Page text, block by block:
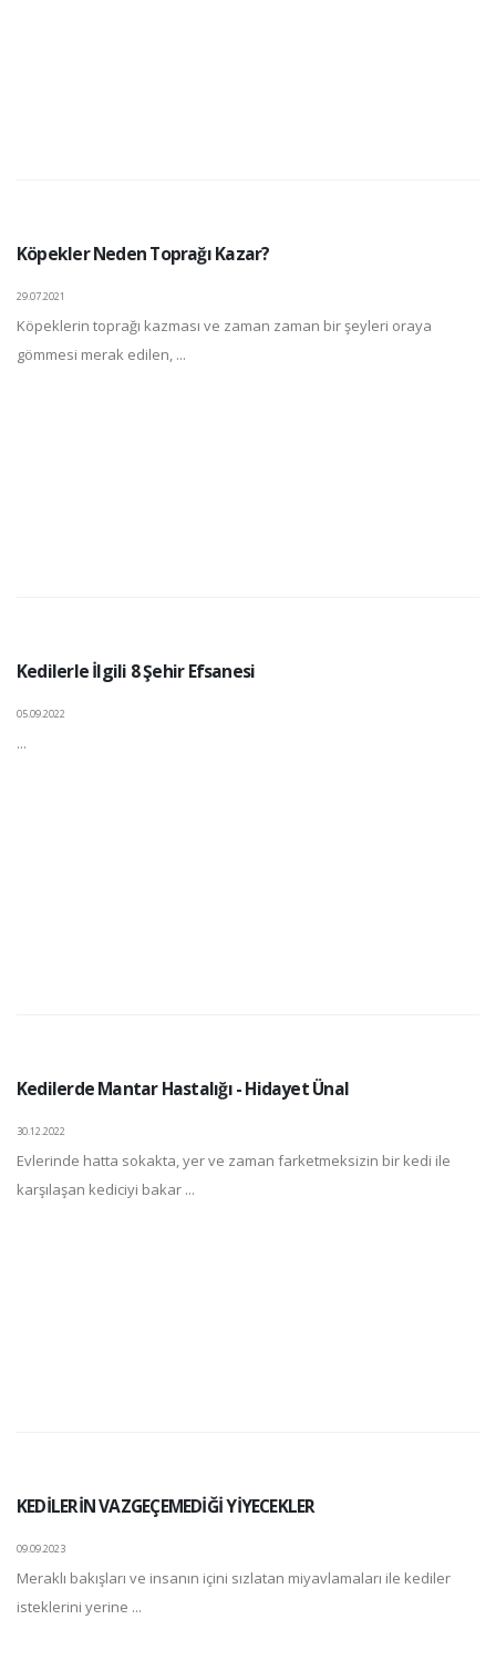
Köpekler Neden Toprağı Kazar?
29.07.2021
Köpeklerin toprağı kazması ve zaman zaman bir şeyleri oraya
gömmesi merak edilen, ...
Kedilerle İlgili 8 Şehir Efsanesi
05.09.2022
...
Kedilerde Mantar Hastalığı - Hidayet Ünal
30.12.2022
Evlerinde hatta sokakta, yer ve zaman farketmeksizin bir kedi ile
karşılaşan kediciyi bakar ...
KEDİLERİN VAZGEÇEMEDİĞİ YİYECEKLER
09.09.2023
Meraklı bakışları ve insanın içini sızlatan miyavlamaları ile kediler
isteklerini yerine ...